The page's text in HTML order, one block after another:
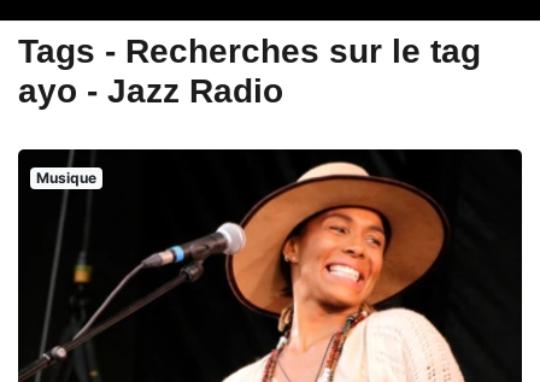
Tags - Recherches sur le tag
ayo - Jazz Radio
Musique